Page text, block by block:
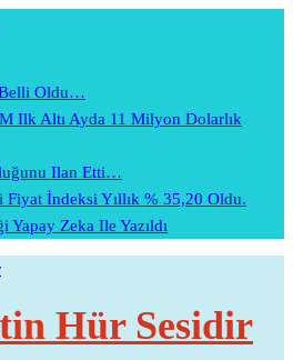
Belli Oldu…
Ilk Altı Ayda 11 Milyon Dolarlık
Ilan Etti…
Fiyat İndeksi Yıllık % 35,20 Oldu.
Yapay Zeka Ile Yazıldı
Hür Sesidir